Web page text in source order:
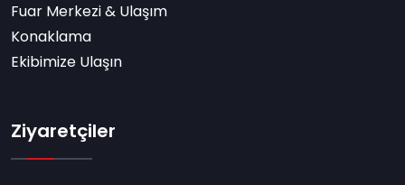
Fuar Merkezi & Ulaşım
Konaklama
Ekibimize Ulaşın
Ziyaretçiler